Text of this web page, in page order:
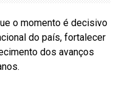
o momento é decisivo
do país, fortalecer
dos avanços